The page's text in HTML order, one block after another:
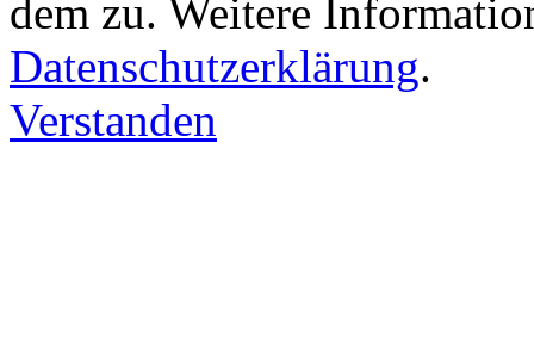
dem zu. Weitere
Datenschutzerklärung.
Verstanden